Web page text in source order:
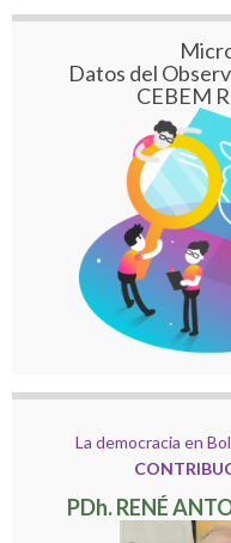
Datos del
CEBEM
La democracia en
PDh. RENÉ